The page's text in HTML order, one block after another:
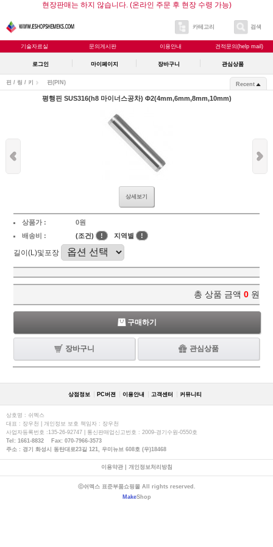
현장판매는 하지 않습니다. (온라인 주문 후 현장 수령 가능)
카테고리 검색
기술자료실 문의게시판 이용안내 견적문의(help mail)
로그인 마이페이지 장바구니 관심상품
핀 / 링 / 키 핀(PIN) Recent
평행핀 SUS316(h8 마이너스공차) Φ2(4mm,6mm,8mm,10mm)
상세보기
상품가 :
0원
배송비 :
(조건) ! 지역별 !
길이(L)및포장
총 상품 금액 0 원
구매하기
장바구니 관심상품
상점정보 PC버젼 이용안내 고객센터 커뮤니티
상호명 : 쉬멕스
대표 : 장우천 | 개인정보 보호 책임자 : 장우천
사업자등록번호 :135-26-92747 | 통신판매업신고번호 : 2009-경기수원-0550호
Tel: 1661-8832 Fax: 070-7966-3573
주소 : 경기 화성시 동탄대로23길 121, 우미뉴브 608호 (우)18468
이용약관| 개인정보처리방침
ⓒ쉬멕스 표준부품쇼핑몰 All rights reserved.
MakeShop